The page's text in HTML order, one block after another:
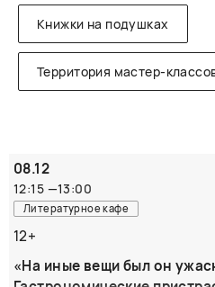
Книжки на подушках
Территория мастер-
08.12
12:15 —13:00
Литературное кафе
12+
«На иные вещи был он